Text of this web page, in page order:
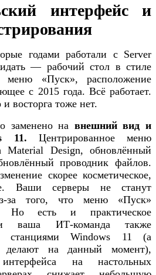
интерфейс и
годами работали с Server
— рабочий стол в стиле
меню «Пуск», расположение
с 2015 года. Всё работает.
восторга тоже нет.
заменено на внешний вид и
11. Центрированное меню
Material Design, обновлённый
проводник файлов.
скорее косметическое,
Ваши серверы не станут
за того, что меню «Пуск»
Но есть и практическое
ваша ИТ-команда также
станциями Windows 11 (а
на данный момент),
на настольных